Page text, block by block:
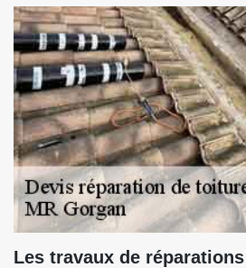
Les travaux de